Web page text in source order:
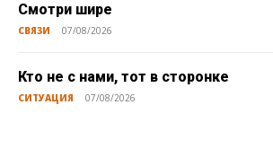
Смотри шире
СВЯЗИ 07/08/2026
Кто не с нами, тот в сторонке
СИТУАЦИЯ 07/08/2026